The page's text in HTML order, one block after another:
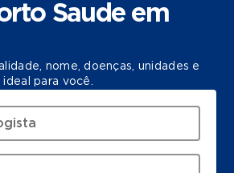
Saude em
nome, doenças, unidades e
para você.